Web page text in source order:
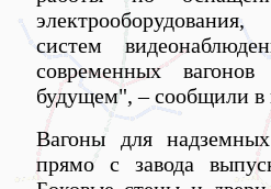
систем
современных
будущем", – сообщили в
Вагоны для
прямо с завода